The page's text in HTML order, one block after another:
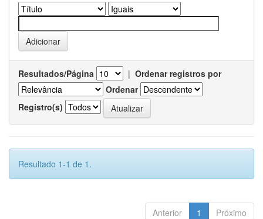
Resultados/Página | Ordenar registros por
Ordenar
Registro(s)
Resultado 1-1 de 1.
Anterior 1 Próximo